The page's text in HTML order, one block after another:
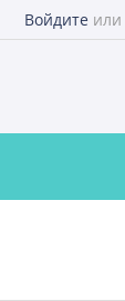
Войдите или